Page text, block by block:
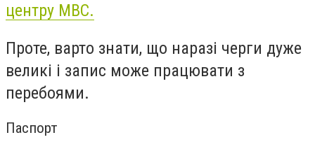
центру МВС.
Проте, варто знати, що наразі черги дуже
великі і запис може працювати з
перебоями.
Паспорт